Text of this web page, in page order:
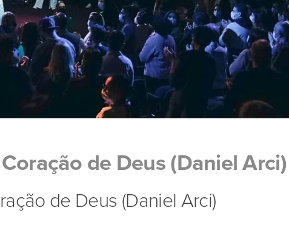
de Deus (Daniel Arci)
de Deus (Daniel Arci)